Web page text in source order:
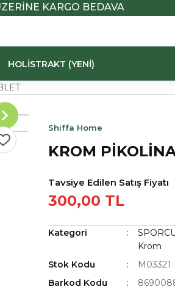
KARGO BEDAVA
HOLİSTRAKT (YENİ)
Shiffa Home
KROM
Tavsiye Edilen Satış Fiyatı
300,00 TL
Kategori
Krom
Stok Kodu
M03321
Barkod Kodu